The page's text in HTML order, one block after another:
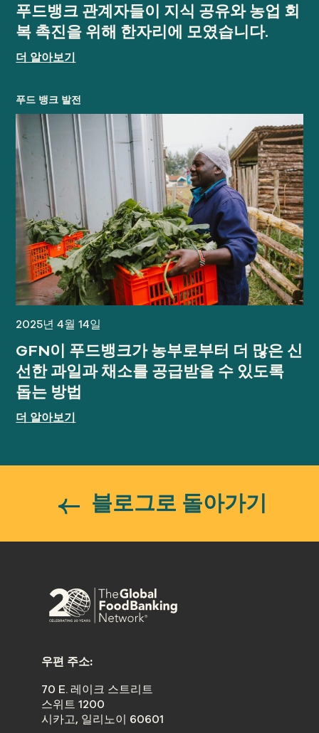
푸드뱅크 관계자들이 지식 공유와 농업 회
복 촉진을 위해 한자리에 모였습니다.
더 알아보기
푸드 뱅크 발전
2025년 4월 14일
GFN이 푸드뱅크가 농부로부터 더 많은 신
선한 과일과 채소를 공급받을 수 있도록
돕는 방법
더 알아보기
블로그로 돌아가기
우편 주소:
70 E. 레이크 스트리트
스위트 1200
시카고, 일리노이 60601